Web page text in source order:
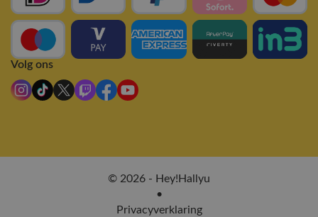
Volg ons
© 2026 - Hey!Hallyu
•
Privacyverklaring